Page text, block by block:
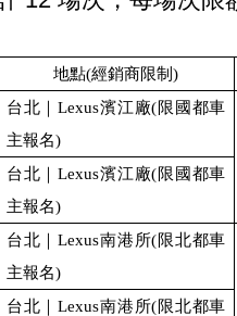
地點(經銷商限制)
台北｜Lexus濱江廠(限國都車
主報名)
台北｜Lexus濱江廠(限國都車
主報名)
台北｜Lexus南港所(限北都車
主報名)
台北｜Lexus南港所(限北都車